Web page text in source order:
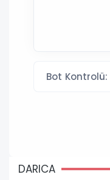
Bot
DARICA